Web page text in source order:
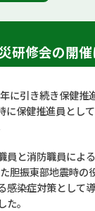
研修会の開催
に引き続き保健推
に保健推進員とし
員と消防職員による
胆振東部地震時の
感染症対策として
。